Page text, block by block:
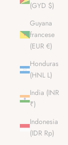
(GYD $)
Guyana
francese
(EUR €)
Honduras
(HNL L)
India (INR
₹)
Indonesia
(IDR Rp)